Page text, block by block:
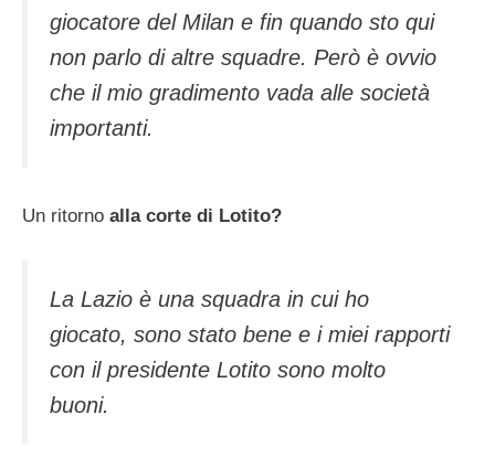
giocatore del Milan e fin quando sto qui
non parlo di altre squadre. Però è ovvio
che il mio gradimento vada alle società
importanti.
Un ritorno alla corte di Lotito?
La Lazio è una squadra in cui ho
giocato, sono stato bene e i miei rapporti
con il presidente Lotito sono molto
buoni.